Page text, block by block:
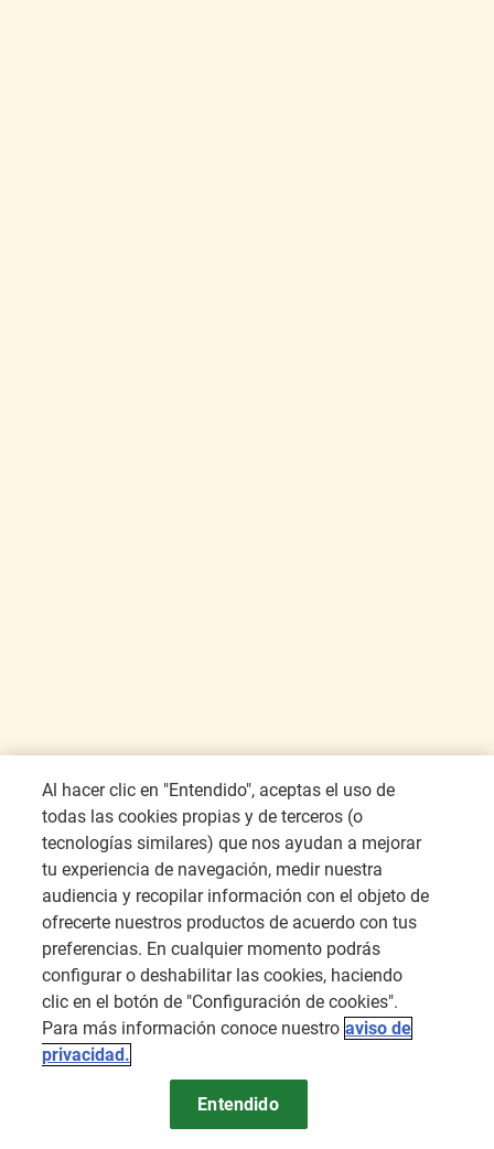
Al hacer clic en "Entendido", aceptas el uso de
todas las cookies propias y de terceros (o
tecnologías similares) que nos ayudan a mejorar
tu experiencia de navegación, medir nuestra
audiencia y recopilar información con el objeto de
ofrecerte nuestros productos de acuerdo con tus
preferencias. En cualquier momento podrás
configurar o deshabilitar las cookies, haciendo
clic en el botón de "Configuración de cookies".
Para más información conoce nuestro aviso de
privacidad.
Entendido